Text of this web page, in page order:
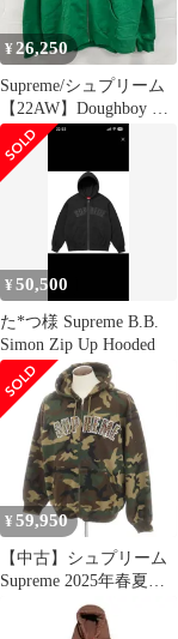
¥26,250
Supreme/シュプリーム
【22AW】Doughboy Zip
Up Hooded Sweatshirt/ド
ゥボーイ ジップアップ
パーカー/グリー
¥50,500
た*つ様 Supreme B.B.
Simon Zip Up Hooded
¥ 59,950
【中古】シュプリーム
Supreme 2025年春夏
b.b. Simon Zip Up
Hooded Sweatshirt コッ